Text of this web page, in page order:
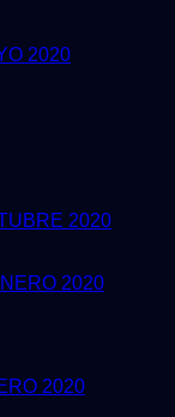
2020
2020
2020